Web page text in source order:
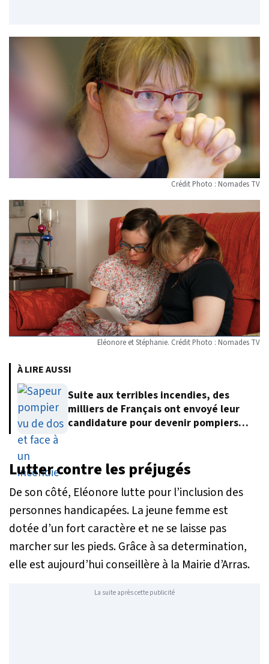
Crédit Photo : Nomades TV
Eléonore et Stéphanie. Crédit Photo : Nomades TV
À LIRE AUSSI
Suite aux terribles incendies, des
milliers de Français ont envoyé leur
candidature pour devenir pompiers
Lutter contre les préjugés
De son côté, Eléonore lutte pour l’inclusion des
personnes handicapées. La jeune femme est
dotée d’un fort caractère et ne se laisse pas
marcher sur les pieds. Grâce à sa determination,
elle est aujourd’hui conseillère à la Mairie d’Arras.
La suite après cette publicité